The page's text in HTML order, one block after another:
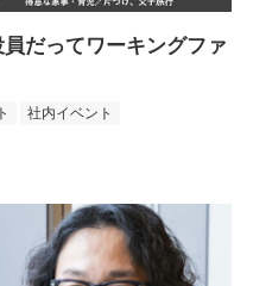
だってワーキングファ
社内イベント